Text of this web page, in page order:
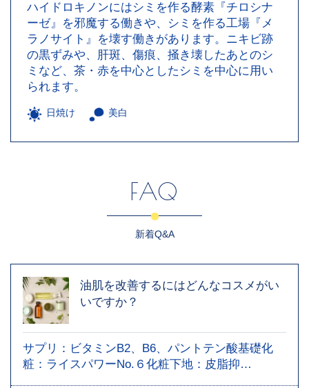
ハイドロキノンにはシミを作る酵素『チロシナ
ーゼ』を邪魔する働きや、シミを作る工場『メ
ラノサイト』を壊す働きがあります。ニキビ跡
の黒ずみや、肝斑、傷痕、掻き壊したあとのシ
ミなど、茶・赤を中心としたシミを中心に用い
られます。
日焼け 美白
FAQ
新着Q&A
油肌を改善するにはどんなコスメがい
いですか？
サプリ：ビタミンB2、B6、パントテン酸基礎化
粧：ライスパワーNo.６化粧下地：皮脂抑…